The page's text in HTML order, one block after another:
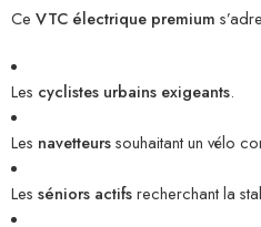
Ce VTC électrique premium
Les cyclistes urbains exigeants.
Les navetteurssouhaitant un vélo
Les séniors actifsrecherchant la